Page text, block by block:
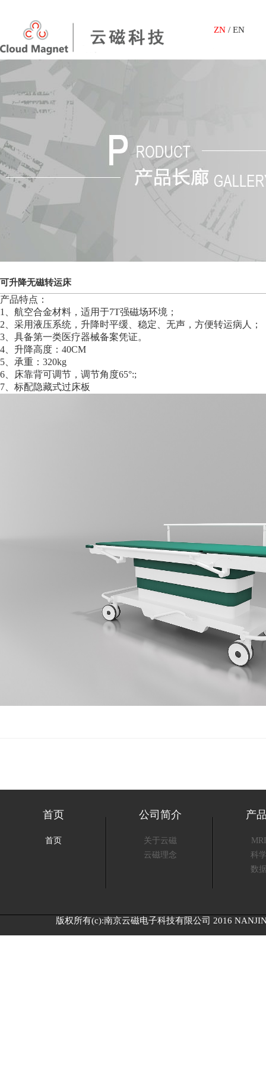
ZN / EN
可升降无磁转运床
产品特点：
1、航空合金材料，适用于7T强磁场环境；
2、采用液压系统，升降时平缓、稳定、无声，方便转运病人；
3、具备第一类医疗器械备案凭证。
4、升降高度：40CM
5、承重：320kg
6、床靠背可调节，调节角度65°:;
7、标配隐藏式过床板
首页
首页
公司简介
关于云磁
云磁理念
产
科
数
版权所有(c):南京云磁电子科技有限公司 2016